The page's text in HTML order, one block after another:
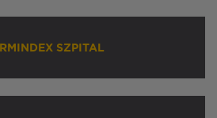
SZPITAL